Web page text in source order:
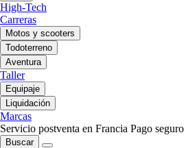
High-Tech
Carreras
Motos y scooters
Todoterreno
Aventura
Taller
Equipaje
Liquidación
Marcas
Servicio postventa en Francia Pago seguro
Buscar